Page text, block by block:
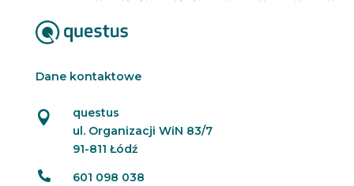
Dane kontaktowe

questus
ul. Organizacji WiN 83/7
91-811 Łódź
 601 098 038